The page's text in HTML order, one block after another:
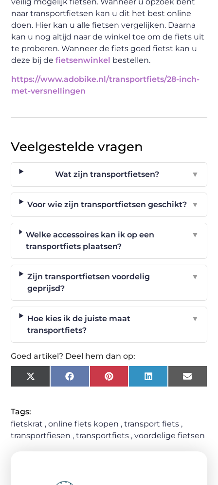
naar transportfietsen kan u dit het best online
doen. Hier kan u alle fietsen vergelijken. Daarna
kan u nog altijd naar de winkel toe om de fiets uit
te proberen. Wanneer de fiets goed fietst kan u
deze bij defietsenwinkel bestellen.
https://www.adobike.nl/transportfiets/28-inch-
met-versnellingen
Veelgestelde vragen
Wat zijn transportfietsen? ▼
Voor wie zijn transportfietsen geschikt? ▼
Welke accessoires kan ik op een
transportfiets plaatsen?
▼
Zijn transportfietsen voordelig
geprijsd?
▼
Hoe kies ik de juiste maat
transportfiets?
▼
Goed artikel? Deel hem dan op:
X
(Twitter)
FacebookPinterestLinkedIn Email
Tags:
fietskrat ,online fiets kopen ,transport fiets ,
transportfiesen ,transportfiets ,voordelige fietsen